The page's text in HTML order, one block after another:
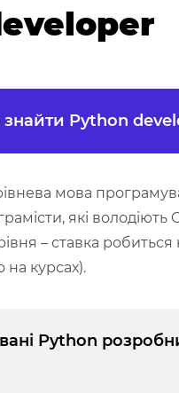
знайти Python
мова
які володіють
– ставка
на курсах).
Python